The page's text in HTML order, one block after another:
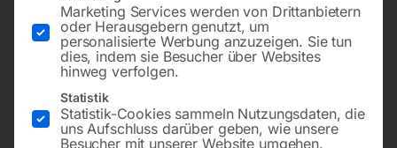
Stampffußbreite 285 mm
1.710,00 €2.202,00
inkl. MwSt. Kostenloser Versand
Lieferzeit:ca. 2 - 3 Tage
Marketing Services werden von Drittanbietern
oder Herausgebern genutzt, um
personalisierte Werbung anzuzeigen. Sie tun
dies, indem sie Besucher über Websites
hinweg verfolgen.
Statistik
Statistik-Cookies sammeln Nutzungsdaten, die
uns Aufschluss darüber geben, wie unsere
Besucher mit unserer Website umgehen.